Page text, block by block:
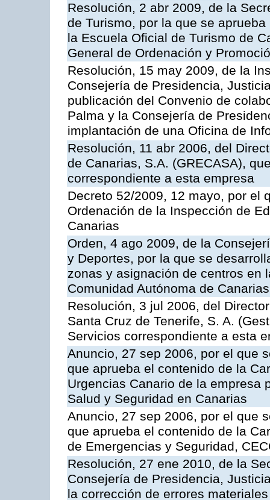
Resolución, 2 abr 2009, de la
de Turismo, por la que se
la Escuela Oficial de Turismo de
General de Ordenación y
Resolución, 15 may 2009, de la
Consejería de Presidencia,
publicación del Convenio de
Palma y la Consejería de
implantación de una Oficina de
Resolución, 11 abr 2006, del
de Canarias, S.A. (GRECASA),
correspondiente a esta empresa
Decreto 52/2009, 12 mayo, por el
Ordenación de la Inspección de
Canarias
Orden, 4 ago 2009, de la
y Deportes, por la que se
zonas y asignación de centros en
Comunidad Autónoma de Canarias
Resolución, 3 jul 2006, del
Santa Cruz de Tenerife, S. A.
Servicios correspondiente a esta
Anuncio, 27 sep 2006, por el que
que aprueba el contenido de la
Urgencias Canario de la empresa
Salud y Seguridad en Canarias
Anuncio, 27 sep 2006, por el que
que aprueba el contenido de la
de Emergencias y Seguridad,
Resolución, 27 ene 2010, de la
Consejería de Presidencia,
la corrección de errores